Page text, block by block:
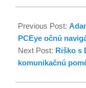
Previous Post:
PCEye očnú
Next Post: Riško s
komunikačnú